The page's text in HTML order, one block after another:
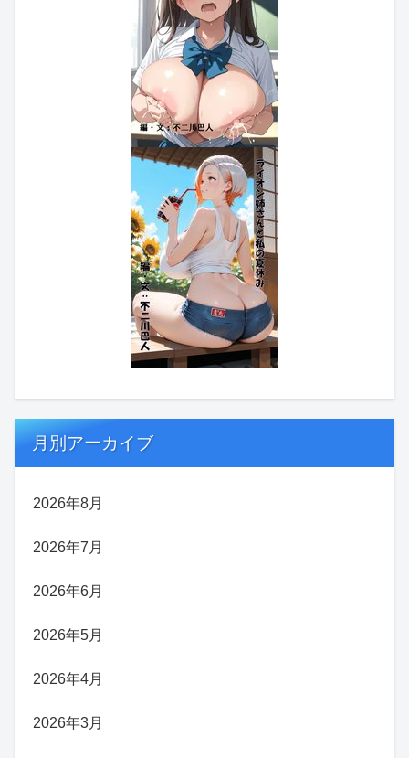
月別アーカイブ
2026年8月
2026年7月
2026年6月
2026年5月
2026年4月
2026年3月